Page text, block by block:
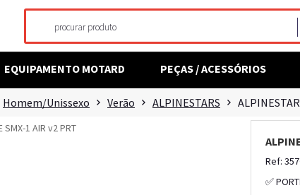
EQUIPAMENTO MOTARD PEÇAS / ACESSÓRIOS
Homem/Unissexo Verão ALPINESTARS
Ref:
✅